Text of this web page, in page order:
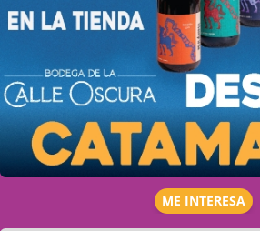
ME INTERESA